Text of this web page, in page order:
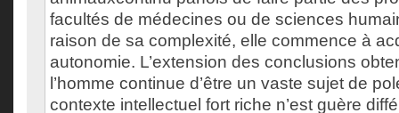
facultés de médecines ou de sciences
raison de sa complexité, elle commence à
autonomie. L’extension des conclusions
l’homme continue d’être un vaste sujet de
contexte intellectuel fort riche n’est guère